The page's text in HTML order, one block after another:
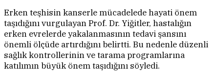
Erken teşhisin kanserle mücadelede hayati önem
taşıdığını vurgulayan Prof. Dr. Yiğitler, hastalığın
erken evrelerde yakalanmasının tedavi şansını
önemli ölçüde artırdığını belirtti. Bu nedenle düzenli
sağlık kontrollerinin ve tarama programlarına
katılımın büyük önem taşıdığını söyledi.